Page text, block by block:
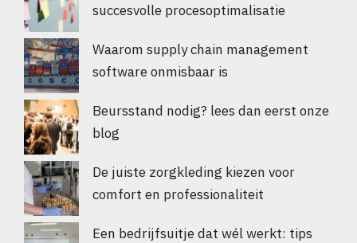
succesvolle procesoptimalisatie
Waarom supply chain management
software onmisbaar is
Beursstand nodig? lees dan eerst onze
blog
De juiste zorgkleding kiezen voor
comfort en professionaliteit
Een bedrijfsuitje dat wél werkt: tips